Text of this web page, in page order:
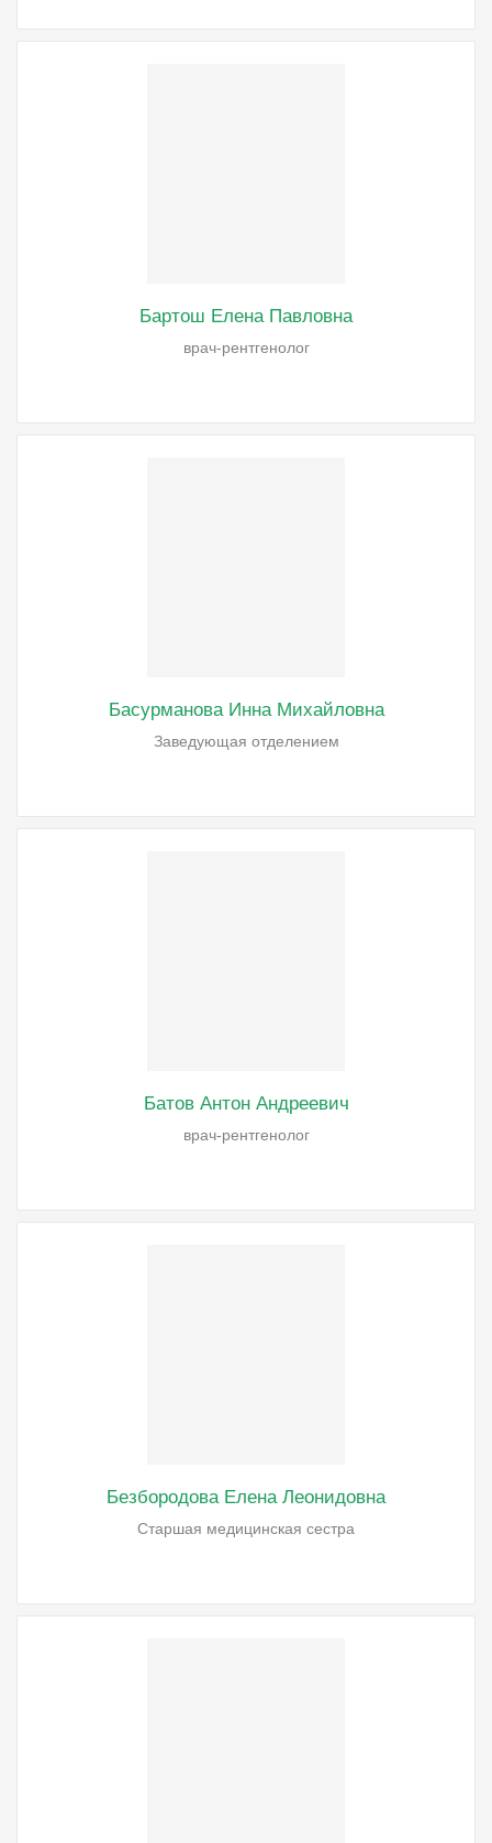
Бартош Елена Павловна
врач-рентгенолог
Басурманова Инна Михайловна
Заведующая отделением
Батов Антон Андреевич
врач-рентгенолог
Безбородова Елена Леонидовна
Старшая медицинская сестра